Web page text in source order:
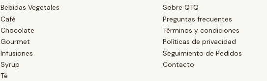
Bebidas Vegetales
Café
Chocolate
Gourmet
Infusiones
Syrup
Té
Sobre QTQ
Preguntas frecuentes
Términos y condiciones
Políticas de privacidad
Seguimiento de Pedidos
Contacto